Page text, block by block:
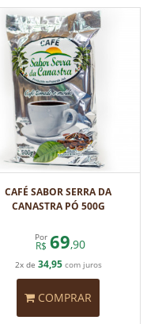
CAFÉ SABOR SERRA DA
CANASTRA PÓ 500G
Por
R$ 69,90
2x de 34,95com juros
COMPRAR